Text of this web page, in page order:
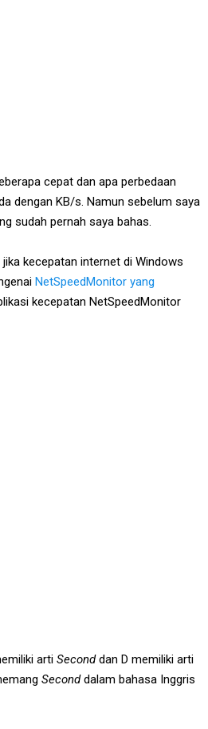
cepat dan apa perbedaan
dengan KB/s. Namun sebelum saya
sudah pernah saya bahas.
kecepatan internet di Windows
NetSpeedMonitor yang
kecepatan NetSpeedMonitor
arti Seconddan D memiliki arti
Seconddalam bahasa Inggris